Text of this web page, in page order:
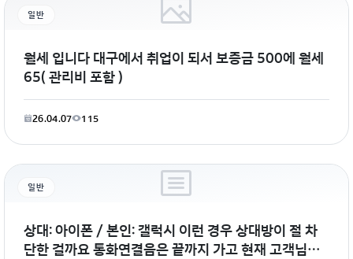
일반
월세 입니다 대구에서 취업이 되서 보증금 500에 월세
65( 관리비 포함 )
26.04.07 115
일반
상대: 아이폰 / 본인: 갤럭시 이런 경우 상대방이 절 차
단한 걸까요 통화연결음은 끝까지 가고 현재 고객님께